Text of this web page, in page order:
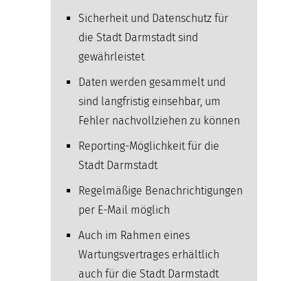
Sicherheit und Datenschutz für
die Stadt Darmstadt sind
gewährleistet
Daten werden gesammelt und
sind langfristig einsehbar, um
Fehler nachvollziehen zu können
Reporting-Möglichkeit für die
Stadt Darmstadt
Regelmäßige Benachrichtigungen
per E-Mail möglich
Auch im Rahmen eines
Wartungsvertrages erhältlich
auch für die Stadt Darmstadt